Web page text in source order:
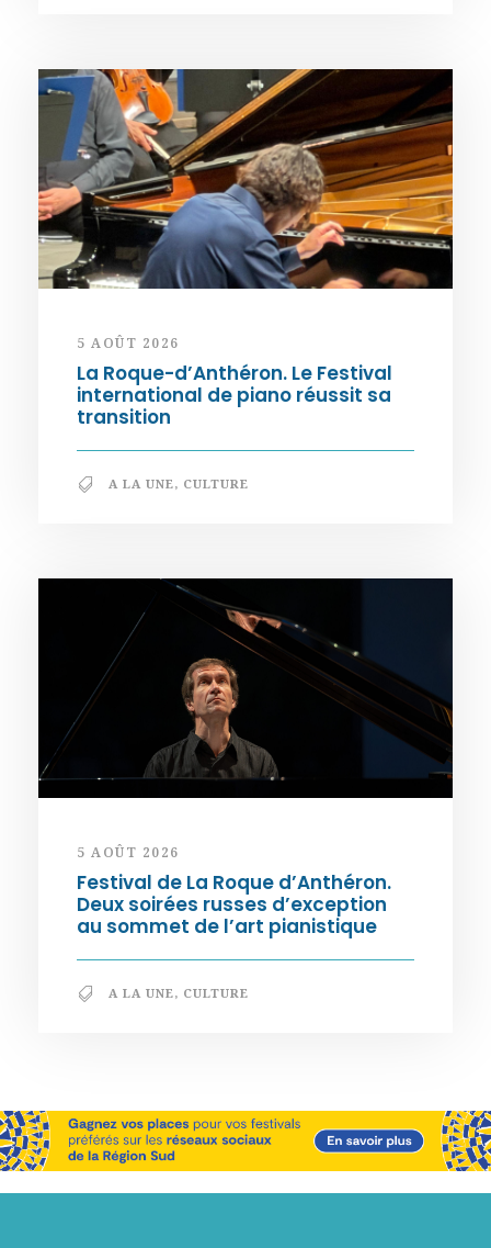
5 AOÛT 2026
La Roque-d’Anthéron. Le Festival
international de piano réussit sa
transition
A LA UNE, CULTURE
5 AOÛT 2026
Festival de La Roque d’Anthéron.
Deux soirées russes d’exception
au sommet de l’art pianistique
A LA UNE, CULTURE